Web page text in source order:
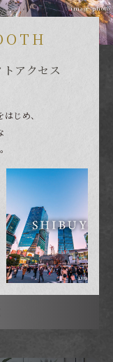
image photo
アクセス
じめ、